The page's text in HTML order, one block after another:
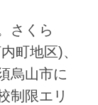
さくら
町地区)、
烏山市に
制限エリ